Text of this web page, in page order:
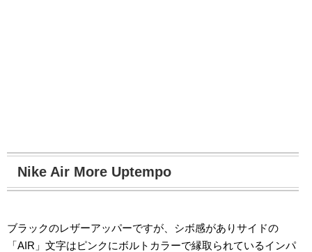
Nike Air More Uptempo
ブラックのレザーアッパーですが、シボ感がありサイドの
「AIR」文字はピンクにボルトカラーで縁取られているインパ